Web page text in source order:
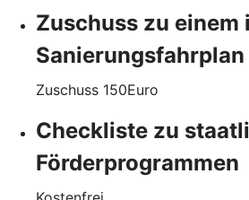
Zuschuss zu
Sanierungsfahrplan
Zuschuss 150Euro
Checkliste zu
Förderprogrammen